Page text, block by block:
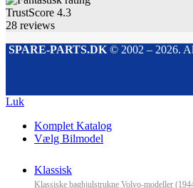
TrustScore 4.3
28 reviews
SPARE-PARTS.DK© 2002 – 2026.
Luk
Komplet Katalog
Vælg Bilmodel
Klassisk
Klassiske baghjulstrukne Volvo-modeller